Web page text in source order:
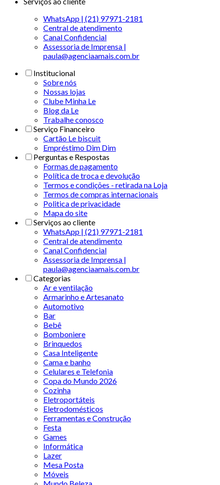
WhatsApp | (21) 97971-2181
Central de atendimento
Canal Confidencial
Assessoria de Imprensa |
paula@agenciaamais.com.br
Institucional
Sobre nós
Nossas lojas
Clube Minha Le
Blog da Le
Trabalhe conosco
Serviço Financeiro
Cartão Le biscuit
Empréstimo Dim Dim
Perguntas e Respostas
Formas de pagamento
Política de troca e devolução
Termos e condições - retirada na Loja
Termos de compras internacionais
Politica de privacidade
Mapa do site
Serviços ao cliente
WhatsApp | (21) 97971-2181
Central de atendimento
Canal Confidencial
Assessoria de Imprensa |
paula@agenciaamais.com.br
Categorias
Ar e ventilação
Armarinho e Artesanato
Automotivo
Bar
Bebê
Bomboniere
Brinquedos
Casa Inteligente
Cama e banho
Celulares e Telefonia
Copa do Mundo 2026
Cozinha
Eletroportáteis
Eletrodomésticos
Ferramentas e Construção
Festa
Games
Informática
Lazer
Mesa Posta
Móveis